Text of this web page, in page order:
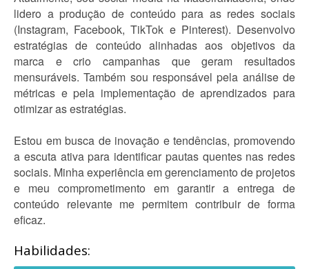
lidero a produção de conteúdo para as redes sociais
(Instagram, Facebook, TikTok e Pinterest). Desenvolvo
estratégias de conteúdo alinhadas aos objetivos da
marca e crio campanhas que geram resultados
mensuráveis. Também sou responsável pela análise de
métricas e pela implementação de aprendizados para
otimizar as estratégias.
Estou em busca de inovação e tendências, promovendo
a escuta ativa para identificar pautas quentes nas redes
sociais. Minha experiência em gerenciamento de projetos
e meu comprometimento em garantir a entrega de
conteúdo relevante me permitem contribuir de forma
eficaz.
Habilidades: